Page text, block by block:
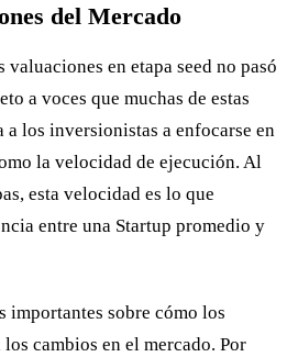
del Mercado
en etapa seed no pasó
a voces que muchas de estas
los inversionistas a enfocarse en
la velocidad de ejecución. Al
esta velocidad es lo que
entre una Startup promedio y
importantes sobre cómo los
cambios en el mercado. Por